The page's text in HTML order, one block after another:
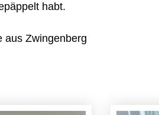
habt.
aus Zwingenberg